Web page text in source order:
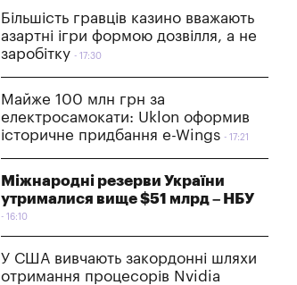
Більшість гравців казино вважають
азартні ігри формою дозвілля, а не
заробітку
17:30
Майже 100 млн грн за
електросамокати: Uklon оформив
історичне придбання e-Wings
17:21
Міжнародні резерви України
утрималися вище $51 млрд – НБУ
16:10
У США вивчають закордонні шляхи
отримання процесорів Nvidia